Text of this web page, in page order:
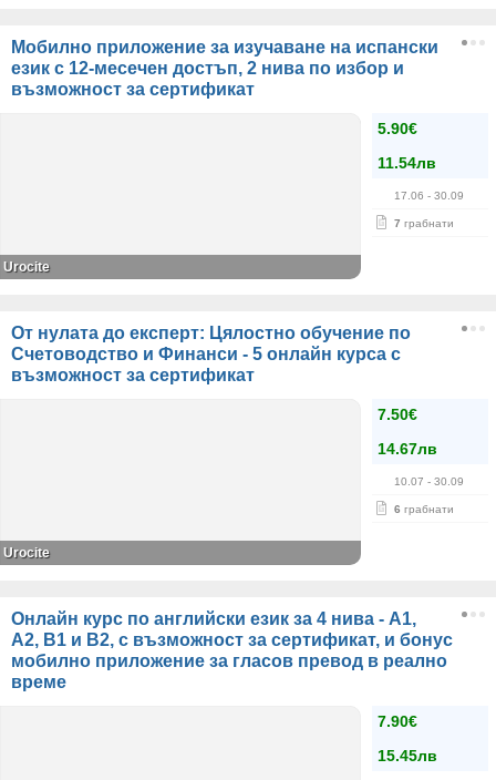
Мобилно приложение за изучаване на испански
език с 12-месечен достъп, 2 нива по избор и
възможност за сертификат
5.90€
11.54лв
17.06 - 30.09
7 грабнати
Urocite
От нулата до експерт: Цялостно обучение по
Счетоводство и Финанси - 5 онлайн курса с
възможност за сертификат
7.50€
14.67лв
10.07 - 30.09
6 грабнати
Urocite
Онлайн курс по английски език за 4 нива - А1,
А2, В1 и В2, с възможност за сертификат, и бонус
мобилно приложение за гласов превод в реално
време
7.90€
15.45лв